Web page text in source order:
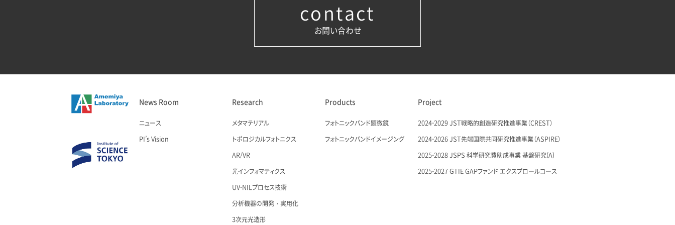
contact
お問い合わせ
News Room
ニュース
PI’s Vision
Research
メタマテリアル
トポロジカルフォトニクス
AR/VR
光インフォマティクス
UV-NILプロセス技術
分析機器の開発・実用化
3次元光造形
Products
フォトニックバンド顕微鏡
フォトニックバンドイメージング
Project
2024-2029 JST戦略的創造研究推進事業（CREST）
2024-2026 JST先端国際共同研究推進事業（ASPIRE）
2025-2028 JSPS 科学研究費助成事業 基盤研究(A)
2025-2027 GTIE GAPファンド エクスプロールコース